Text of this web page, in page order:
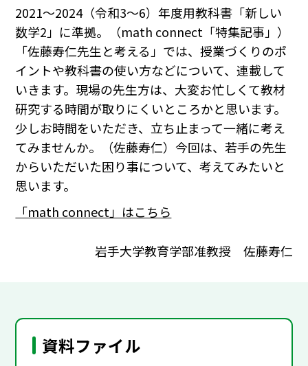
2021～2024（令和3～6）年度用教科書「新しい
数学2」に準拠。（math connect「特集記事」）
「佐藤寿仁先生と考える」では、授業づくりのポ
イントや教科書の使い方などについて、連載して
いきます。現場の先生方は、大変お忙しくて教材
研究する時間が取りにくいところかと思います。
少しお時間をいただき、立ち止まって一緒に考え
てみませんか。（佐藤寿仁）今回は、若手の先生
からいただいた困り事について、考えてみたいと
思います。
「math connect」はこちら
岩手大学教育学部准教授 佐藤寿仁
資料ファイル